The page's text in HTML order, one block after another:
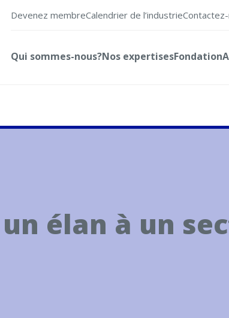
Devenez membreCalendrier de l’industrie
Qui sommes-nous?Nos expertisesFondation
élan à un